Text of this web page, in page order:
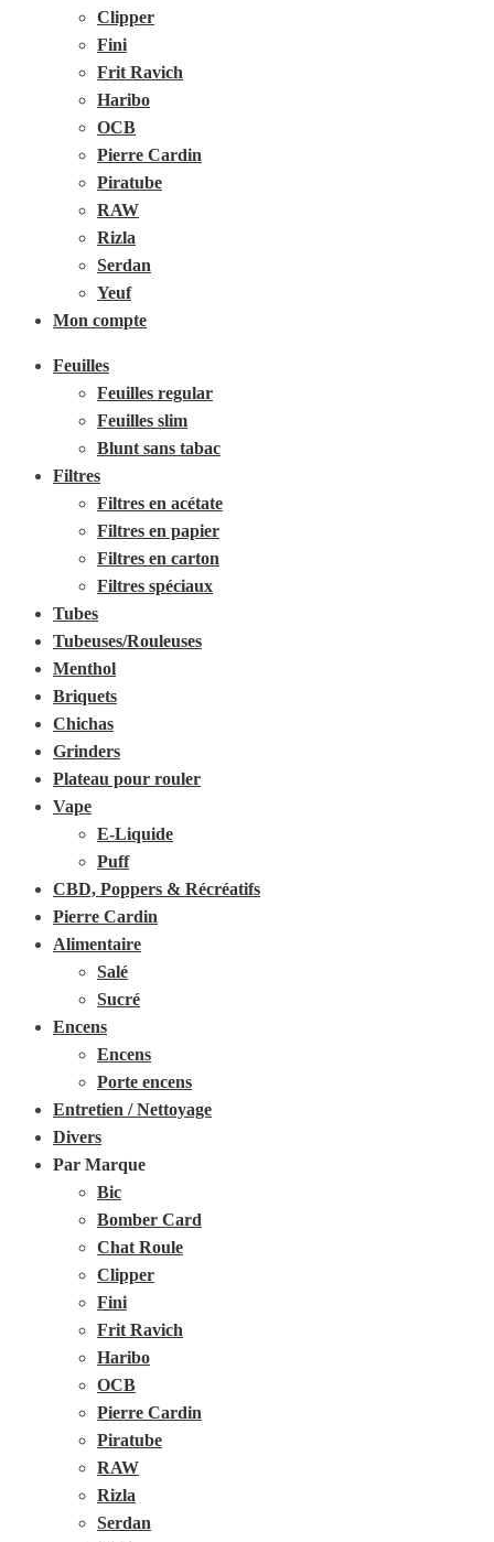
Clipper
Fini
Frit Ravich
Haribo
OCB
Pierre Cardin
Piratube
RAW
Rizla
Serdan
Yeuf
Mon compte
Feuilles
Feuilles regular
Feuilles slim
Blunt sans tabac
Filtres
Filtres en acétate
Filtres en papier
Filtres en carton
Filtres spéciaux
Tubes
Tubeuses/Rouleuses
Menthol
Briquets
Chichas
Grinders
Plateau pour rouler
Vape
E-Liquide
Puff
CBD, Poppers & Récréatifs
Pierre Cardin
Alimentaire
Salé
Sucré
Encens
Encens
Porte encens
Entretien / Nettoyage
Divers
Par Marque
Bic
Bomber Card
Chat Roule
Clipper
Fini
Frit Ravich
Haribo
OCB
Pierre Cardin
Piratube
RAW
Rizla
Serdan